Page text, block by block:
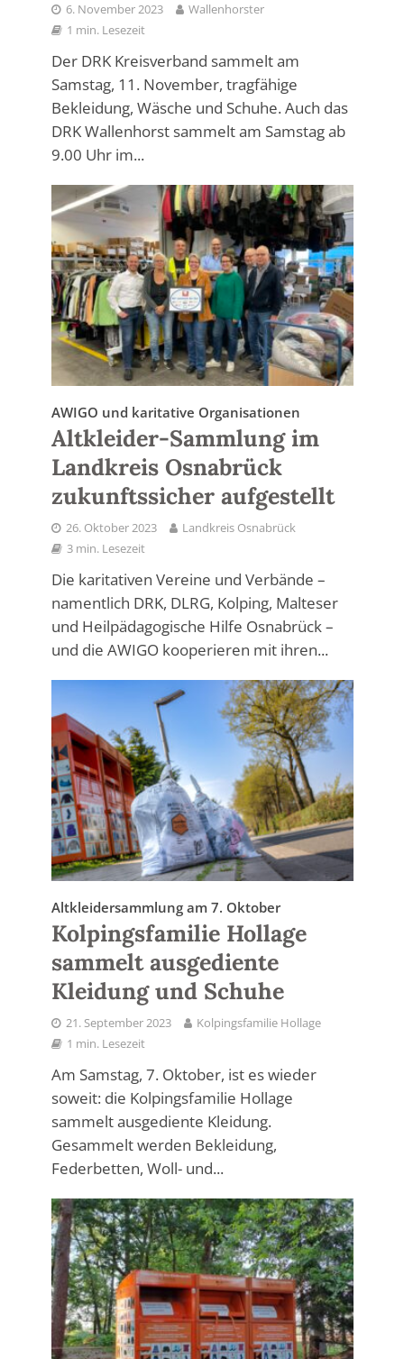
6. November 2023
Wallenhorster
1 min. Lesezeit
Der DRK Kreisverband sammelt am
Samstag, 11. November, tragfähige
Bekleidung, Wäsche und Schuhe. Auch das
DRK Wallenhorst sammelt am Samstag ab
9.00 Uhr im...
AWIGO und karitative Organisationen
Altkleider-Sammlung im
Landkreis Osnabrück
zukunftssicher aufgestellt
26. Oktober 2023
Landkreis Osnabrück
3 min. Lesezeit
Die karitativen Vereine und Verbände –
namentlich DRK, DLRG, Kolping, Malteser
und Heilpädagogische Hilfe Osnabrück –
und die AWIGO kooperieren mit ihren...
Altkleidersammlung am 7. Oktober
Kolpingsfamilie Hollage
sammelt ausgediente
Kleidung und Schuhe
21. September 2023
Kolpingsfamilie Hollage
1 min. Lesezeit
Am Samstag, 7. Oktober, ist es wieder
soweit: die Kolpingsfamilie Hollage
sammelt ausgediente Kleidung.
Gesammelt werden Bekleidung,
Federbetten, Woll- und...